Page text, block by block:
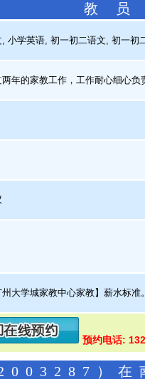
教 员
小学英语, 初一初二语文, 初一初
年的家教工作，工作耐心细心负
大学城家教中心家教】薪水标准
预约电话:
）在